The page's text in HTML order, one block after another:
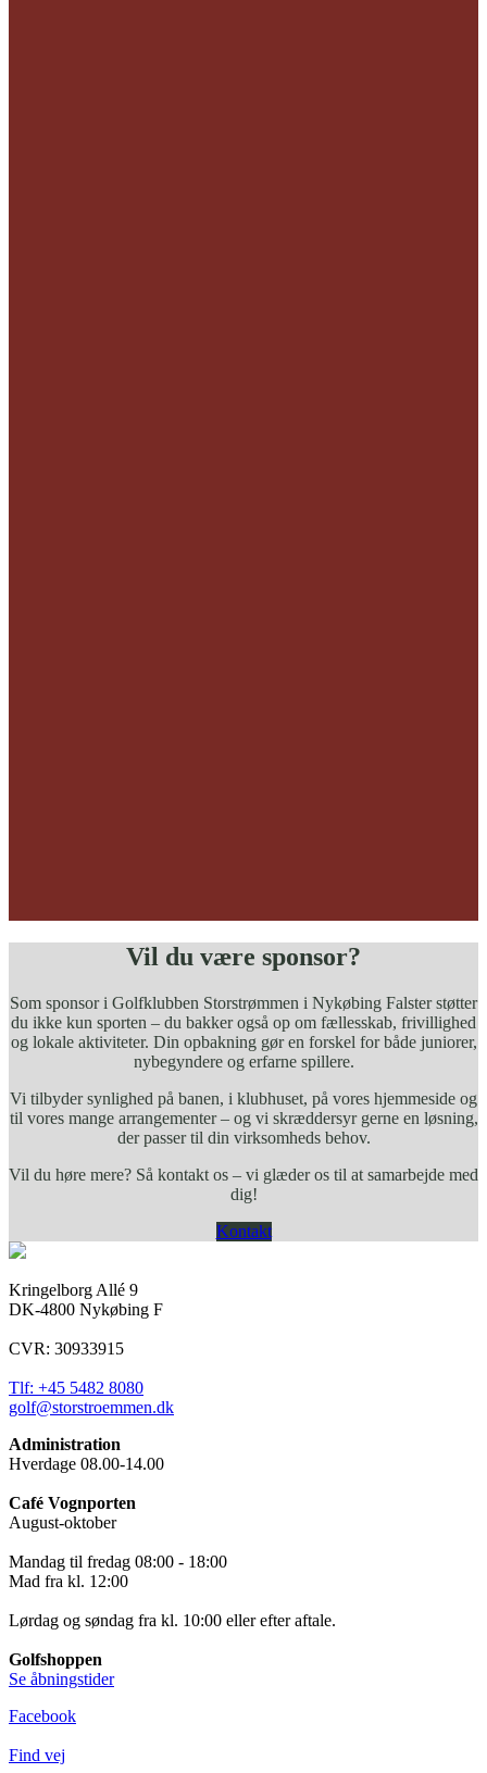
Vil du være sponsor?
Som sponsor i Golfklubben Storstrømmen i Nykøbing Falster støtter
du ikke kun sporten – du bakker også op om fællesskab, frivillighed
og lokale aktiviteter. Din opbakning gør en forskel for både juniorer,
nybegyndere og erfarne spillere.
Vi tilbyder synlighed på banen, i klubhuset, på vores hjemmeside og
til vores mange arrangementer – og vi skræddersyr gerne en løsning,
der passer til din virksomheds behov.
Vil du høre mere? Så kontakt os – vi glæder os til at samarbejde med
dig!
Kontakt
Kringelborg Allé 9
DK-4800 Nykøbing F
CVR: 30933915
Tlf: +45 5482 8080
golf@storstroemmen.dk
Administration
Hverdage 08.00-14.00
Café Vognporten
August-oktober
Mandag til fredag 08:00 - 18:00
Mad fra kl. 12:00
Lørdag og søndag fra kl. 10:00 eller efter aftale.
Golfshoppen
Se åbningstider
Facebook
Find vej